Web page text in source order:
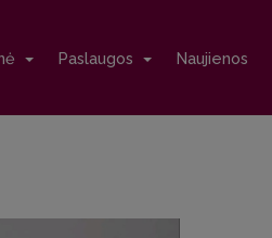
Paslaugos Naujienos